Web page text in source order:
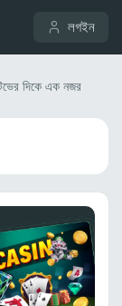
লগইন
দিকে এক নজর